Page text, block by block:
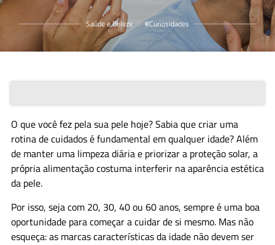
Saúde e Beleza #Curiosidades
O que você fez pela sua pele hoje? Sabia que criar uma
rotina de cuidados é fundamental em qualquer idade? Além
de manter uma limpeza diária e priorizar a proteção solar, a
própria alimentação costuma interferir na aparência estética
da pele.
Por isso, seja com 20, 30, 40 ou 60 anos, sempre é uma boa
oportunidade para começar a cuidar de si mesmo. Mas não
esqueça: as marcas características da idade não devem ser